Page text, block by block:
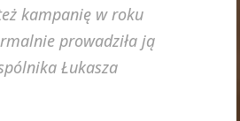
kampanię w roku
prowadziła ją
Łukasza